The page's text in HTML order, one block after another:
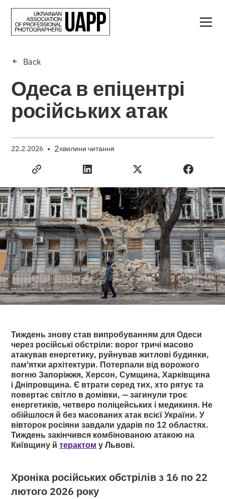
Back
Одеса в епіцентрі
російських атак
22.2.2026 • 2хвилини читання
Тиждень знову став випробуванням для Одеси
через російські обстріли: ворог тричі масово
атакував енергетику, руйнував житлові будинки,
пам'ятки архітектури. Потерпали від ворожого
вогню Запоріжжя, Херсон, Сумщина, Харківщина
і Дніпровщина. Є втрати серед тих, хто рятує та
повертає світло в домівки, — загинули троє
енергетиків, четверо поліцейських і медикиня. Не
обійшлося й без масованих атак всієї України. У
вівторок росіяни завдали ударів по 12 областях.
Тиждень закінчився комбінованою атакою на
Київщину йтерактом у Львові.
Хроніка російських обстрілів з 16 по 22
лютого 2026 року